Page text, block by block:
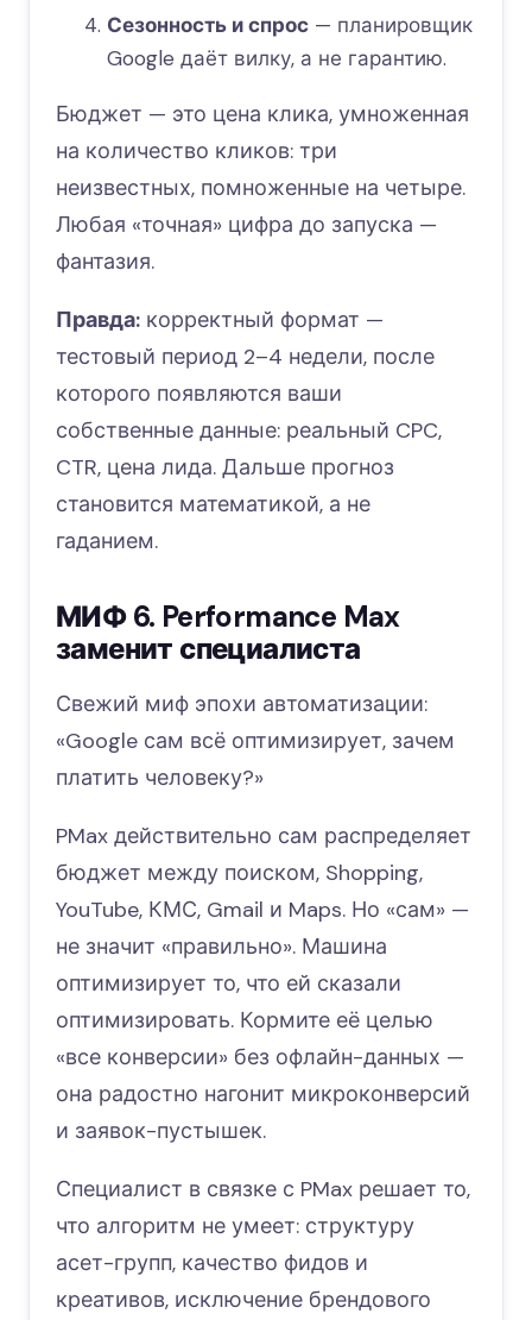
Сезонность и спрос— планировщик
Google даёт вилку, а не гарантию.
Бюджет — это цена клика, умноженная
на количество кликов: три
неизвестных, помноженные на четыре.
Любая «точная» цифра до запуска —
фантазия.
Правда: корректный формат —
тестовый период 2–4 недели, после
которого появляются ваши
собственные данные: реальный CPC,
CTR, цена лида. Дальше прогноз
становится математикой, а не
гаданием.
МИФ 6. Performance Max
заменит специалиста
Свежий миф эпохи автоматизации:
«Google сам всё оптимизирует, зачем
платить человеку?»
PMax действительно сам распределяет
бюджет между поиском, Shopping,
YouTube, КМС, Gmail и Maps. Но «сам» —
не значит «правильно». Машина
оптимизирует то, что ей сказали
оптимизировать. Кормите её целью
«все конверсии» без офлайн-данных —
она радостно нагонит микроконверсий
и заявок-пустышек.
Специалист в связке с PMax решает то,
что алгоритм не умеет: структуру
асет-групп, качество фидов и
креативов, исключение брендового